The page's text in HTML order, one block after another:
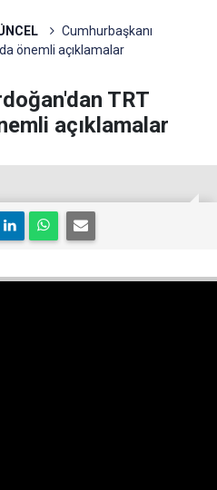
Cumhurbaşkanı
önemli açıklamalar
TRT
açıklamalar